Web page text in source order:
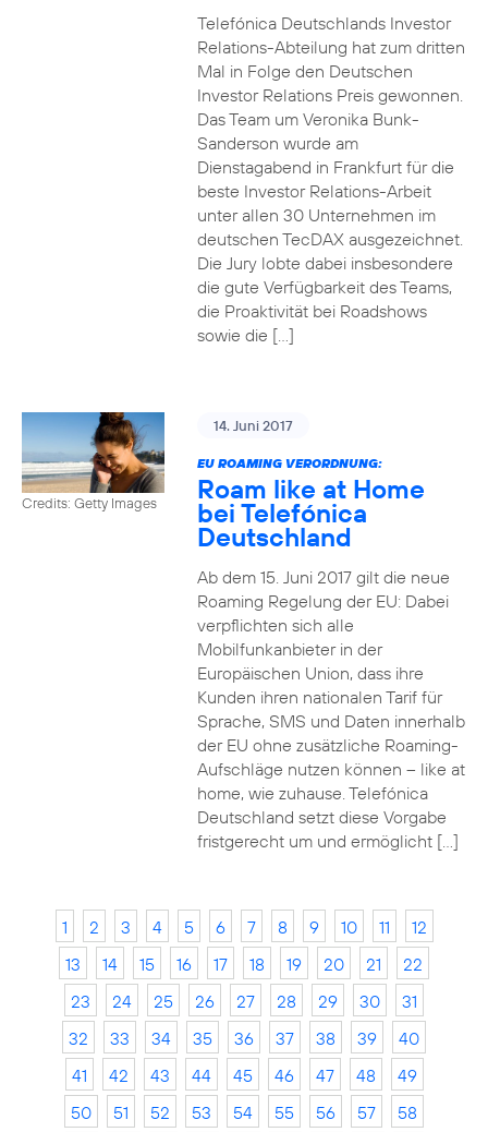
Telefónica Deutschlands Investor
Relations-Abteilung hat zum dritten
Mal in Folge den Deutschen
Investor Relations Preis gewonnen.
Das Team um Veronika Bunk-
Sanderson wurde am
Dienstagabend in Frankfurt für die
beste Investor Relations-Arbeit
unter allen 30 Unternehmen im
deutschen TecDAX ausgezeichnet.
Die Jury lobte dabei insbesondere
die gute Verfügbarkeit des Teams,
die Proaktivität bei Roadshows
sowie die […]
Credits: Getty Images
14. Juni 2017
EU ROAMING VERORDNUNG:
Roam like at Home
bei Telefónica
Deutschland
Ab dem 15. Juni 2017 gilt die neue
Roaming Regelung der EU: Dabei
verpflichten sich alle
Mobilfunkanbieter in der
Europäischen Union, dass ihre
Kunden ihren nationalen Tarif für
Sprache, SMS und Daten innerhalb
der EU ohne zusätzliche Roaming-
Aufschläge nutzen können – like at
home, wie zuhause. Telefónica
Deutschland setzt diese Vorgabe
fristgerecht um und ermöglicht […]
1 2 3 4 5 6 7 8 9 10 11
12
13
14 15 16 17 18 19 20 21
22
23
24 25 26 27 28 29 30
31
32
33 34 35 36 37 38 39
40
41
42 43 44 45 46 47 48
49
50
51 52 53 54 55 56 57
58